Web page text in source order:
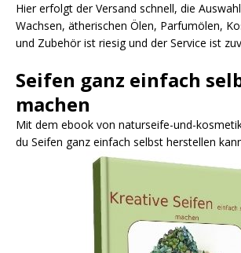
Hier erfolgt der Versand schnell, die
Wachsen, ätherischen Ölen, Parfumölen,
und Zubehör ist riesig und der Service ist
Seifen ganz einfach
machen
Mit dem ebook von naturseife-und-
du Seifen ganz einfach selbst herstellen